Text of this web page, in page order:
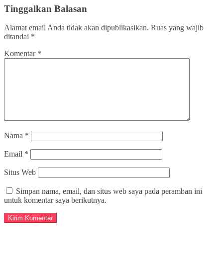
Tinggalkan Balasan
Alamat email Anda tidak akan dipublikasikan. Ruas yang wajib
ditandai *
Komentar *
Nama *
Email *
Situs Web
Simpan nama, email, dan situs web saya pada peramban ini
untuk komentar saya berikutnya.